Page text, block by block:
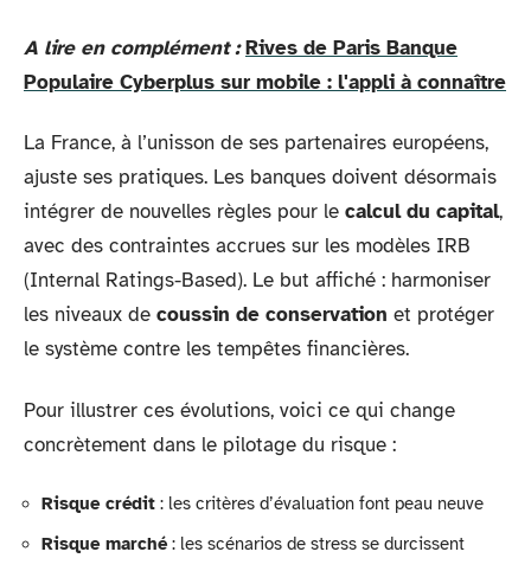
A lire en complément : Rives de Paris Banque
Populaire Cyberplus sur mobile : l'appli à connaître
La France, à l’unisson de ses partenaires européens,
ajuste ses pratiques. Les banques doivent désormais
intégrer de nouvelles règles pour le calcul du capital,
avec des contraintes accrues sur les modèles IRB
(Internal Ratings-Based). Le but affiché : harmoniser
les niveaux de coussin de conservation et protéger
le système contre les tempêtes financières.
Pour illustrer ces évolutions, voici ce qui change
concrètement dans le pilotage du risque :
Risque crédit : les critères d’évaluation font peau neuve
Risque marché: les scénarios de stress se durcissent